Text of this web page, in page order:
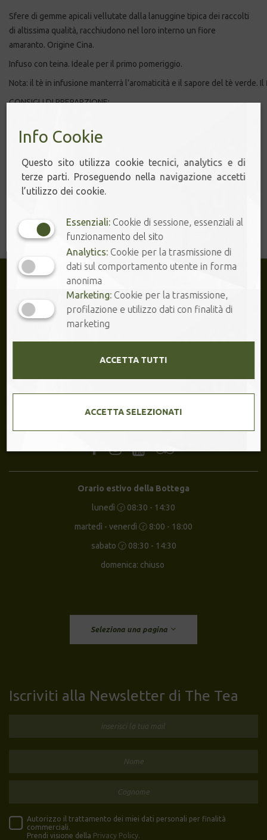
Sfere di gemme apicali vellutate dalla lanuggine tipica dei raccolti
di altissima qualità, racchiudono nel loro interno un fiore
amaranto. Origine Cina.
Infuso con teina. Ideale per il primo pomeriggio.
Nota: il tè in infusione manterrà l’aromaticità e il sapore del tè verde.
CONSIGLI DI PREPARZIONE:
DOSE: 1 fiore in 800 cc.
TEMPO DI INFUSIONE: 10 min.
Il prodotto non è attualmente disponibile. Richiedi
informazioni su quando sarà nuovamente ordinabile.
Orario estivo della Bottega
lunedì 🕝 08:30 - 14:30
martedì - venerdì 🕝 8:00 - 18:00
sabato 🕝 08:30 - 14:30
domenica: chiuso
Seleziona una pagina
Iscriviti alla Newsletter di The Tea
Autorizzo il trattamento dei miei dati personali per finalità
commerciali.
Prendi visione della Privacy Policy.
Info Cookie
Questo sito utilizza cookie tecnici, analytics e di
terze parti. Proseguendo nella navigazione accetti
l’utilizzo dei cookie.
Essenziali: Cookie di sessione, essenziali al
funzionamento del sito
Analytics: Cookie per la trasmissione di
dati sul comportamento utente in forma
anonima
Marketing: Cookie per la trasmissione,
profilazione e utilizzo dati con finalità di
marketing
ACCETTA TUTTI
ACCETTA SELEZIONATI